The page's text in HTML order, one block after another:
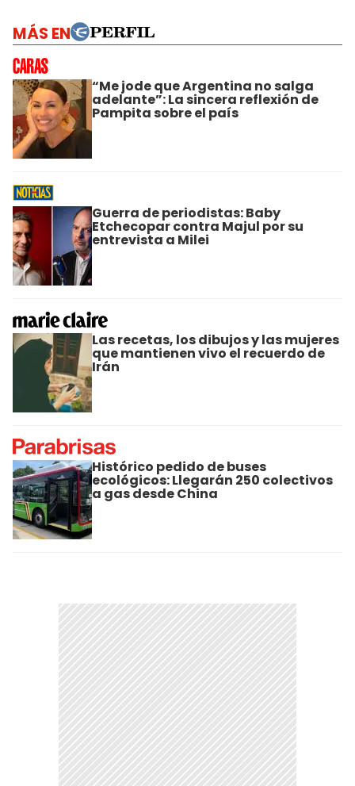
MÁS EN
“Me jode que Argentina no salga
adelante”: La sincera reflexión de
Pampita sobre el país
Guerra de periodistas: Baby
Etchecopar contra Majul por su
entrevista a Milei
Las recetas, los dibujos y las mujeres
que mantienen vivo el recuerdo de
Irán
Histórico pedido de buses
ecológicos: Llegarán 250 colectivos
a gas desde China